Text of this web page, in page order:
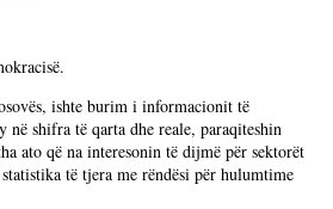
ishte burim i informacionit të
në shifra të qarta dhe reale, paraqiteshin
ato që na interesonin të dijmë për sektorët
të tjera me rëndësi për hulumtime